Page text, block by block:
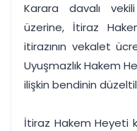
Karara davalı
üzerine, İtiraz
itirazının vekalet
Uyuşmazlık Hakem
ilişkin bendinin
İtiraz Hakem Heyeti